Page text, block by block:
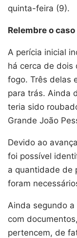
quinta-feira (9).
Relembre o caso
A perícia inicial
há cerca de dois
fogo. Três delas
para trás. Ainda
teria sido
Grande João
Devido ao
foi possível
a quantidade de
foram
Ainda segundo
com
pertencem, de